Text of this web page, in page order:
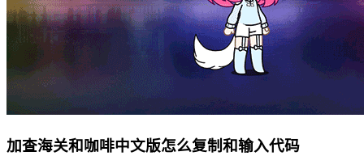
加查海关和咖啡中文版怎么复制和输入代码